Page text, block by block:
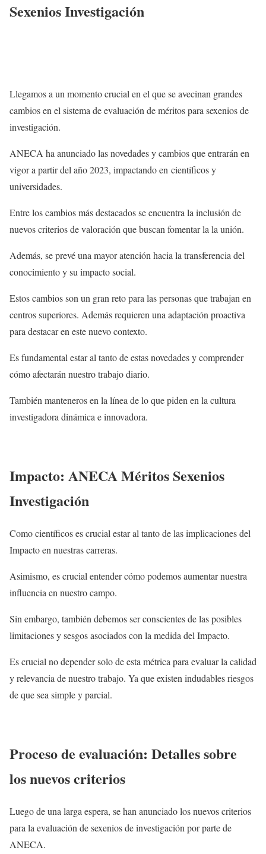
Sexenios Investigación
Llegamos a un momento crucial en el que se avecinan grandes
cambios en el sistema de evaluación de méritos para sexenios de
investigación.
ANECA ha anunciado las novedades y cambios que entrarán en
vigor a partir del año 2023, impactando en científicos y
universidades.
Entre los cambios más destacados se encuentra la inclusión de
nuevos criterios de valoración que buscan fomentar la la unión.
Además, se prevé una mayor atención hacia la transferencia del
conocimiento y su impacto social.
Estos cambios son un gran reto para las personas que trabajan en
centros superiores. Además requieren una adaptación proactiva
para destacar en este nuevo contexto.
Es fundamental estar al tanto de estas novedades y comprender
cómo afectarán nuestro trabajo diario.
También manteneros en la línea de lo que piden en la cultura
investigadora dinámica e innovadora.
Impacto: ANECA Méritos Sexenios
Investigación
Como científicos es crucial estar al tanto de las implicaciones del
Impacto en nuestras carreras.
Asimismo, es crucial entender cómo podemos aumentar nuestra
influencia en nuestro campo.
Sin embargo, también debemos ser conscientes de las posibles
limitaciones y sesgos asociados con la medida del Impacto.
Es crucial no depender solo de esta métrica para evaluar la calidad
y relevancia de nuestro trabajo. Ya que existen indudables riesgos
de que sea simple y parcial.
Proceso de evaluación: Detalles sobre
los nuevos criterios
Luego de una larga espera, se han anunciado los nuevos criterios
para la evaluación de sexenios de investigación por parte de
ANECA.